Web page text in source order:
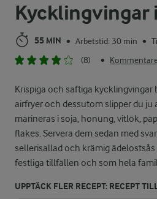
Kycklingvingar
55 MIN • Arbetstid: 30 min •
(8)
•
Krispiga och saftiga kycklingvingar
airfryer och dessutom slipper du
marineras i soja, honung, vitlök,
flakes. Servera dem sedan med
sellerisallad och krämig
festliga tillfällen och som hela
UPPTÄCK FLER RECEPT: RECEPT